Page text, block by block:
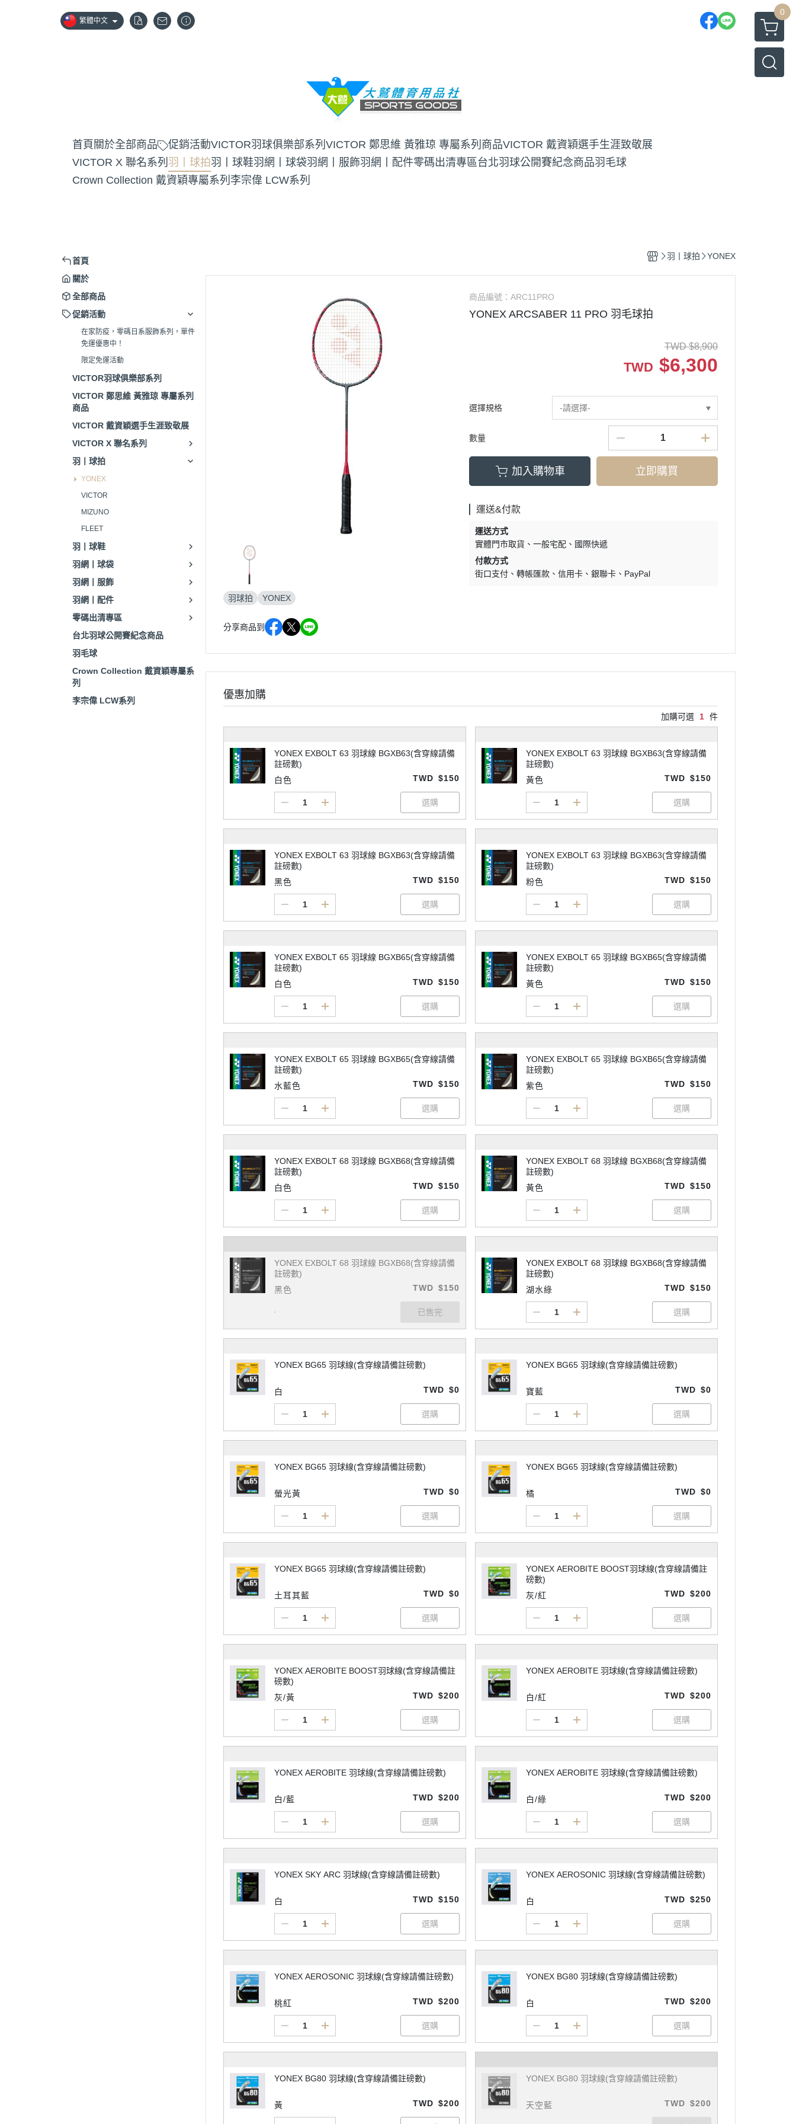
繁體中文
0
首頁 關於全部商品 促銷活動VICTOR羽球俱樂部系列 VICTOR 鄭思維 黃雅琼 專屬系列商品VICTOR 戴資穎選手生涯致敬展
VICTOR X 聯名系列 羽丨球拍羽丨球鞋羽網丨球袋羽網丨服飾羽網丨配件零碼出清專區台北羽球公開賽紀念商品羽毛球
Crown Collection 戴資穎專屬系列 李宗偉 LCW系列
首頁
關於
全部商品
促銷活動
在家防疫，零碼日系服飾系列，單件
免運優惠中！
限定免運活動
VICTOR羽球俱樂部系列
VICTOR 鄭思維 黃雅琼 專屬系列
商品
VICTOR 戴資穎選手生涯致敬展
VICTOR X 聯名系列
羽丨球拍
YONEX
VICTOR
MIZUNO
FLEET
羽丨球鞋
羽網丨球袋
羽網丨服飾
羽網丨配件
零碼出清專區
台北羽球公開賽紀念商品
羽毛球
Crown Collection 戴資穎專屬系
列
李宗偉 LCW系列
羽丨球拍 YONEX
羽球拍 YONEX
分享商品到
商品編號：ARC11PRO
YONEX ARCSABER 11 PRO 羽毛球拍
TWD $8,900
TWD $6,300
選擇規格 -請選擇-
數量
加入購物車 立即購買
運送&付款
運送方式
實體門市取貨
一般宅配
國際快遞
付款方式
街口支付
轉帳匯款 信用卡 銀聯卡 PayPal
優惠加購
加購可選 1 件
YONEX EXBOLT 63 羽球線 BGXB63(含穿線請備
註磅數)
白色
TWD $150
YONEX EXBOLT 63 羽球線 BGXB63(含穿線請備
註磅數)
黃色
TWD $150
YONEX EXBOLT 63 羽球線 BGXB63(含穿線請備
註磅數)
黑色
TWD $150
YONEX EXBOLT 63 羽球線 BGXB63(含穿線請備
註磅數)
粉色
TWD $150
YONEX EXBOLT 65 羽球線 BGXB65(含穿線請備
註磅數)
白色
TWD $150
YONEX EXBOLT 65 羽球線 BGXB65(含穿線請備
註磅數)
黃色
TWD $150
YONEX EXBOLT 65 羽球線 BGXB65(含穿線請備
註磅數)
水藍色
TWD $150
YONEX EXBOLT 65 羽球線 BGXB65(含穿線請備
註磅數)
紫色
TWD $150
YONEX EXBOLT 68 羽球線 BGXB68(含穿線請備
註磅數)
白色
TWD $150
YONEX EXBOLT 68 羽球線 BGXB68(含穿線請備
註磅數)
黃色
TWD $150
YONEX EXBOLT 68 羽球線 BGXB68(含穿線請備
註磅數)
黑色
TWD $150
YONEX EXBOLT 68 羽球線 BGXB68(含穿線請備
註磅數)
湖水綠
TWD $150
YONEX BG65 羽球線(含穿線請備註磅數)
白 TWD $0
YONEX BG65 羽球線(含穿線請備註磅數)
寶藍 TWD $0
YONEX BG65 羽球線(含穿線請備註磅數)
螢光黃 TWD $0
YONEX BG65 羽球線(含穿線請備註磅數)
橘 TWD $0
YONEX BG65 羽球線(含穿線請備註磅數)
土耳其藍 TWD $0
YONEX AEROBITE BOOST羽球線(含穿線請備註
磅數)
灰/紅
TWD $200
YONEX AEROBITE BOOST羽球線(含穿線請備註
磅數)
灰/黃
TWD $200
YONEX AEROBITE 羽球線(含穿線請備註磅數)
白/紅 TWD $200
YONEX AEROBITE 羽球線(含穿線請備註磅數)
白/藍 TWD $200
YONEX AEROBITE 羽球線(含穿線請備註磅數)
白/綠 TWD $200
YONEX SKY ARC 羽球線(含穿線請備註磅數)
白 TWD $150
YONEX AEROSONIC 羽球線(含穿線請備註磅數)
白 TWD $250
YONEX AEROSONIC 羽球線(含穿線請備註磅數)
桃紅 TWD $200
YONEX BG80 羽球線(含穿線請備註磅數)
白 TWD $200
YONEX BG80 羽球線(含穿線請備註磅數)
黃 TWD $200
YONEX BG80 羽球線(含穿線請備註磅數)
天空藍 TWD $200